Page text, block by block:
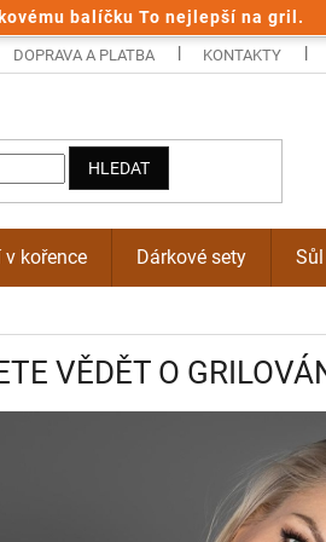
balíčku To nejlepší na gril.
DOPRAVA A PLATBA KONTAKTY
HLEDAT
v kořence Dárkové sety Sůl
VĚDĚT O